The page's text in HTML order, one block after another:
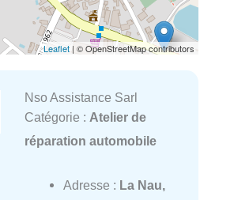
Leaflet | © OpenStreetMap contributors
Nso Assistance Sarl
Catégorie : Atelier de
réparation automobile
Adresse : La Nau,